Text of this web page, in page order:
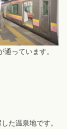
通っています。
た温泉地です。